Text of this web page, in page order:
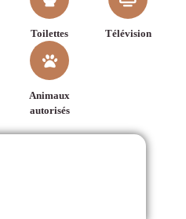
Toilettes Télévision
Animaux
autorisés